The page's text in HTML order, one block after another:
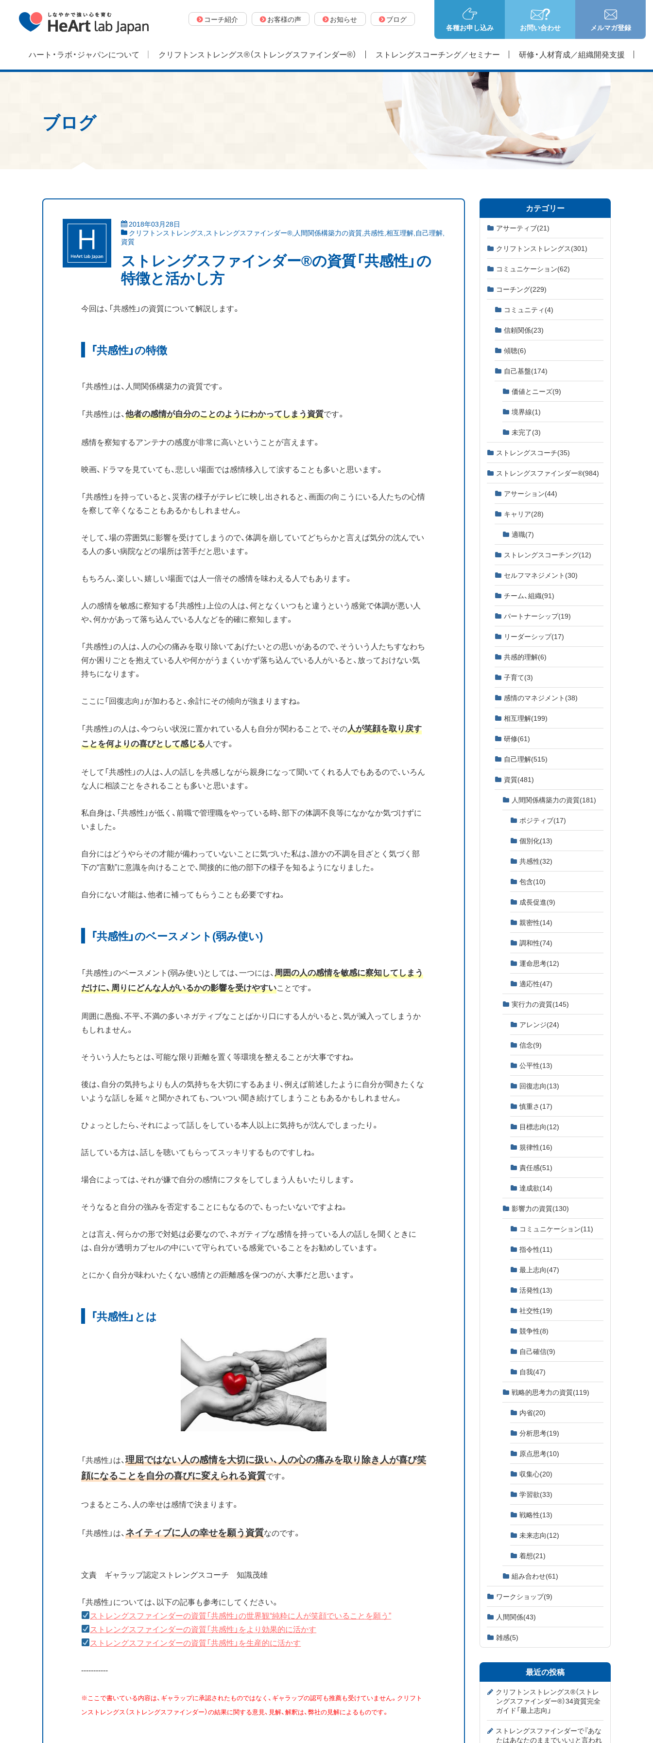
各種お申し込み お問い合わせ メルマガ登録
コーチ紹介 お客様の声 お知らせ ブログ
ハート・ラボ・ジャパンについて クリフトンストレングス®（ストレングスファインダー®） ストレングスコーチング／セミナー 研修・人材育成／組織開発支援
ブログ
2018年03月28日
クリフトンストレングス,ストレングスファインダー®,人間関係構築力の資質,共感性,相互理解,自己理解,
資質
ストレングスファインダー®の資質「共感性」の
特徴と活かし方
今回は、「共感性」の資質について解説します。
「共感性」の特徴
「共感性」は、人間関係構築力の資質です。
「共感性」は、他者の感情が自分のことのようにわかってしまう資質です。
感情を察知するアンテナの感度が非常に高いということが言えます。
映画、ドラマを見ていても、悲しい場面では感情移入して涙することも多いと思います。
「共感性」を持っていると、災害の様子がテレビに映し出されると、画面の向こうにいる人たちの心情
を察して辛くなることもあるかもしれません。
そして、場の雰囲気に影響を受けてしまうので、体調を崩していてどちらかと言えば気分の沈んでい
る人の多い病院などの場所は苦手だと思います。
もちろん、楽しい、嬉しい場面では人一倍その感情を味わえる人でもあります。
人の感情を敏感に察知する「共感性」上位の人は、何となくいつもと違うという感覚で体調が悪い人
や、何かがあって落ち込んでいる人などを的確に察知します。
「共感性」の人は、人の心の痛みを取り除いてあげたいとの思いがあるので、そういう人たちすなわち
何か困りごとを抱えている人や何かがうまくいかず落ち込んでいる人がいると、放っておけない気
持ちになります。
ここに「回復志向」が加わると、余計にその傾向が強まりますね。
「共感性」の人は、今つらい状況に置かれている人も自分が関わることで、その人が笑顔を取り戻す
ことを何よりの喜びとして感じる人です。
そして「共感性」の人は、人の話しを共感しながら親身になって聞いてくれる人でもあるので、いろん
な人に相談ごとをされることも多いと思います。
私自身は、「共感性」が低く、前職で管理職をやっている時、部下の体調不良等になかなか気づけずに
いました。
自分にはどうやらその才能が備わっていないことに気づいた私は、誰かの不調を目ざとく気づく部
下の“言動”に意識を向けることで、間接的に他の部下の様子を知るようになりました。
自分にない才能は、他者に補ってもらうことも必要ですね。
「共感性」のベースメント(弱み使い)
「共感性」のベースメント(弱み使い)としては、一つには、周囲の人の感情を敏感に察知してしまう
だけに、周りにどんな人がいるかの影響を受けやすいことです。
周囲に愚痴、不平、不満の多いネガティブなことばかり口にする人がいると、気が滅入ってしまうか
もしれません。
そういう人たちとは、可能な限り距離を置く等環境を整えることが大事ですね。
後は、自分の気持ちよりも人の気持ちを大切にするあまり、例えば前述したように自分が聞きたくな
いような話しを延々と聞かされても、ついつい聞き続けてしまうこともあるかもしれません。
ひょっとしたら、それによって話しをしている本人以上に気持ちが沈んでしまったり。
話している方は、話しを聴いてもらってスッキリするものですしね。
場合によっては、それが嫌で自分の感情にフタをしてしまう人もいたりします。
そうなると自分の強みを否定することにもなるので、もったいないですよね。
とは言え、何らかの形で対処は必要なので、ネガティブな感情を持っている人の話しを聞くときに
は、自分が透明カプセルの中にいて守られている感覚でいることをお勧めしています。
とにかく自分が味わいたくない感情との距離感を保つのが、大事だと思います。
「共感性」とは
「共感性」は、理屈ではない人の感情を大切に扱い、人の心の痛みを取り除き人が喜び笑
顔になることを自分の喜びに変えられる資質です。
つまるところ、人の幸せは感情で決まります。
「共感性」は、ネイティブに人の幸せを願う資質なのです。
文責 ギャラップ認定ストレングスコーチ 知識茂雄
「共感性」については、以下の記事も参考にしてください。
ストレングスファインダーの資質「共感性」の世界観“純粋に人が笑顔でいることを願う”
ストレングスファインダーの資質「共感性」をより効果的に活かす
ストレングスファインダーの資質「共感性」を生産的に活かす
-----------
※ここで書いている内容は、ギャラップに承認されたものではなく、ギャラップの認可も推薦も受けていません。クリフト
ンストレングス（ストレングスファインダー）の結果に関する意見、見解、解釈は、弊社の見解によるものです。
カテゴリー
アサーティブ(21)
クリフトンストレングス(301)
コミュニケーション(62)
コーチング(229)
コミュニティ (4)
信頼関係(23)
傾聴(6)
自己基盤(174)
価値とニーズ(9)
境界線(1)
未完了(3)
ストレングスコーチ(35)
ストレングスファインダー®(984)
アサーション(44)
キャリア(28)
適職(7)
ストレングスコーチング(12)
セルフマネジメント (30)
チーム、組織(91)
パートナーシップ(19)
リーダーシップ(17)
共感的理解(6)
子育て(3)
感情のマネジメント (38)
相互理解(199)
研修(61)
自己理解(515)
資質(481)
人間関係構築力の資質(181)
ポジティブ(17)
個別化(13)
共感性(32)
包含(10)
成長促進(9)
親密性(14)
調和性(74)
運命思考(12)
適応性(47)
実行力の資質(145)
アレンジ(24)
信念(9)
公平性(13)
回復志向(13)
慎重さ (17)
目標志向(12)
規律性(16)
責任感(51)
達成欲(14)
影響力の資質(130)
コミュニケーション(11)
指令性(11)
最上志向(47)
活発性(13)
社交性(19)
競争性(8)
自己確信(9)
自我(47)
戦略的思考力の資質(119)
内省(20)
分析思考(19)
原点思考(10)
収集心(20)
学習欲(33)
戦略性(13)
未来志向(12)
着想(21)
組み合わせ(61)
ワークショップ(9)
人間関係(43)
雑感(5)
最近の投稿
クリフトンストレングス®（ストレ
ングスファインダー®）34資質完全
ガイド「最上志向」
ストレングスファインダーで『あな
たはあなたのままでいい』と言われ